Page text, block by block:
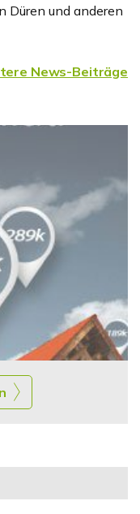
Düren und anderen
News-Beiträge